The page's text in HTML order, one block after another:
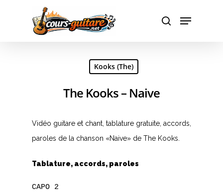
Hit enter to search or ESC to close
Kooks (The)
The Kooks – Naive
Vidéo guitare et chant, tablature gratuite, accords,
paroles de la chanson «Naive» de The Kooks.
Tablature, accords, paroles
CAPO 2